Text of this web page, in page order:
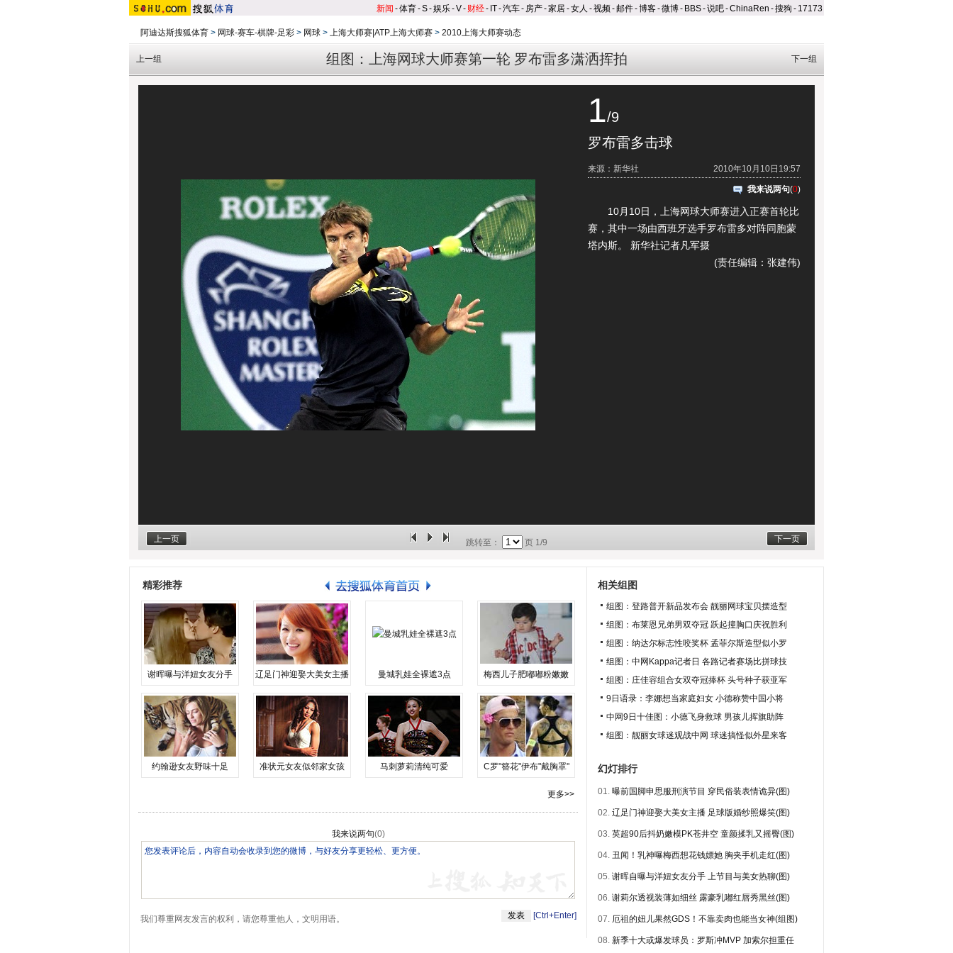
新闻 -体育-S-娱乐-V- 财经- IT-汽车- 房产-家居-女人 -视频-邮件-博客-微博- BBS-说吧-ChinaRen -搜狗 - 17173
阿迪达斯搜狐体育 > 网球-赛车-棋牌-足彩 > 网球 > 上海大师赛|ATP上海大师赛 > 2010上海大师赛动态
组图：上海网球大师赛第一轮 罗布雷多潇洒挥拍
上一组 下一组
1/9
罗布雷多击球
2010年10月10日19:57
来源：新华社
我来说两句(0)
10月10日，上海网球大师赛进入正赛首轮比
赛，其中一场由西班牙选手罗布雷多对阵同胞蒙
塔内斯。 新华社记者凡军摄
(责任编辑：张建伟)
上一页 下一页
跳转至： 页 1/9
精彩推荐
谢晖曝与洋妞女友分手 辽足门神迎娶大美女主播 曼城乳娃全裸遮3点 梅西儿子肥嘟嘟粉嫩嫩
约翰逊女友野味十足 准状元女友似邻家女孩 马刺萝莉清纯可爱 C罗"簪花"伊布"戴胸罩"
更多>>
我来说两句(0)
我们尊重网友发言的权利，请您尊重他人，文明用语。 [Ctrl+Enter]
相关组图
组图：登路普开新品发布会 靓丽网球宝贝摆造型
组图：布莱恩兄弟男双夺冠 跃起撞胸口庆祝胜利
组图：纳达尔标志性咬奖杯 孟菲尔斯造型似小罗
组图：中网Kappa记者日 各路记者赛场比拼球技
组图：庄佳容组合女双夺冠捧杯 头号种子获亚军
9日语录：李娜想当家庭妇女 小德称赞中国小将
中网9日十佳图：小德飞身救球 男孩儿挥旗助阵
组图：靓丽女球迷观战中网 球迷搞怪似外星来客
幻灯排行
01. 曝前国脚申思服刑演节目 穿民俗装表情诡异(图)
02. 辽足门神迎娶大美女主播 足球版婚纱照爆笑(图)
03. 英超90后抖奶嫩模PK苍井空 童颜揉乳又摇臀(图)
04. 丑闻！乳神曝梅西想花钱嫖她 胸夹手机走红(图)
05. 谢晖自曝与洋妞女友分手 上节目与美女热聊(图)
06. 谢莉尔透视装薄如细丝 露豪乳嘟红唇秀黑丝(图)
07. 厄祖的妞儿果然GDS！不靠卖肉也能当女神(组图)
08. 新季十大或爆发球员：罗斯冲MVP 加索尔担重任